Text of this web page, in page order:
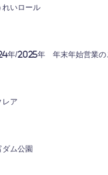
れいロール
年/2025年 年末年始営業の
レア
ダム公園